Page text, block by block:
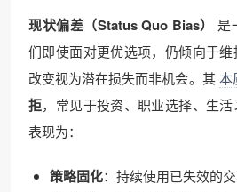
现状偏差（Status Quo Bias） 是
们即使面对更优选项，仍倾向于
改变视为潜在损失而非机会。其 本
拒，常见于投资、职业选择、生
表现为：
策略固化：持续使用已失效的